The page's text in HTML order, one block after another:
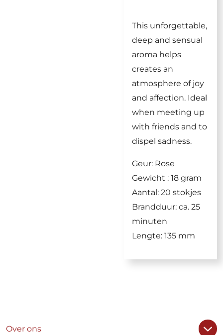
This unforgettable,
deep and sensual
aroma helps
creates an
atmosphere of joy
and affection. Ideal
when meeting up
with friends and to
dispel sadness.
Geur: Rose
Gewicht : 18 gram
Aantal: 20 stokjes
Brandduur: ca. 25
minuten
Lengte: 135 mm
Over ons